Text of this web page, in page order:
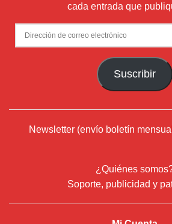
cada entrada que
Dirección
de
Suscribir
Newsletter (envío boletín
¿Quiénes
Soporte, publicidad y